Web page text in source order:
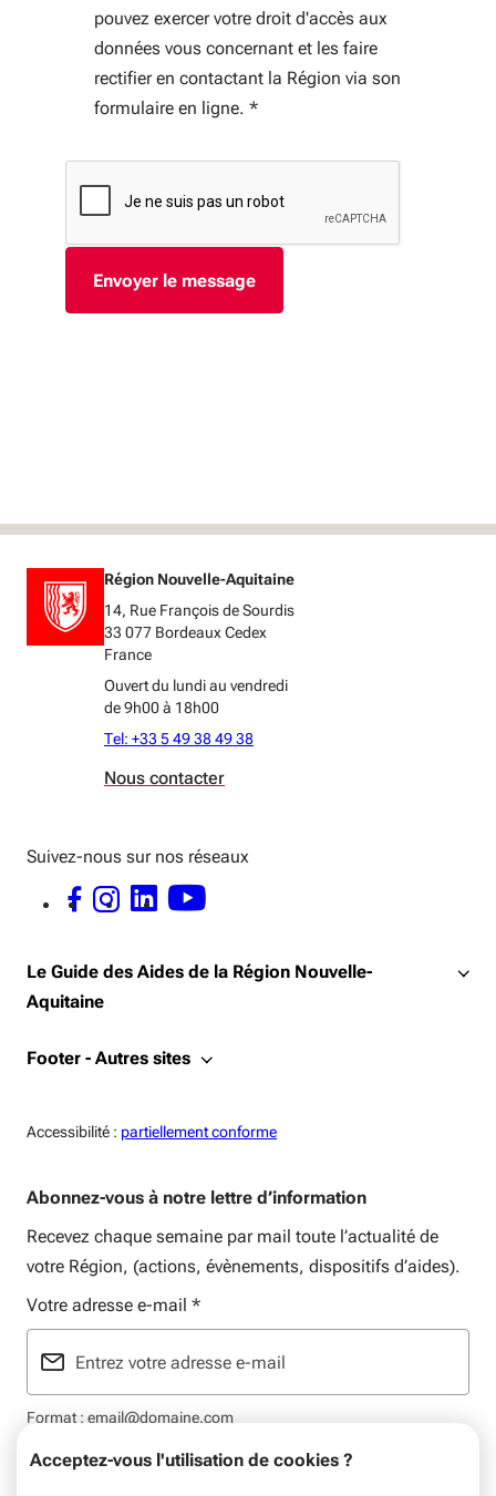
Acceptez-vous l'utilisation de cookies ?
pouvez exercer votre droit d'accès aux
données vous concernant et les faire
rectifier en contactant la Région via son
formulaire en ligne. *
Région Nouvelle-Aquitaine
14, Rue François de Sourdis
33 077 Bordeaux Cedex
France
Ouvert du lundi au vendredi
de 9h00 à 18h00
Tel: +33 5 49 38 49 38
Nous contacter
Suivez-nous sur nos réseaux
FACEBOOK - OUVERTURE DANS UNE NOUVELLE FENÊTRE
INSTAGRAM - OUVERTURE DANS UNE NOUVELLE FENÊTRE
LINKEDIN - OUVERTURE DANS UNE NOUVELLE FENÊTRE
YOUTUBE - OUVERTURE DANS UNE NOUVELLE FENÊTRE
Le Guide des Aides de la Région Nouvelle-
Aquitaine
Footer - Autres sites
Accessibilité : Accessiblité:
partiellement conforme
Abonnez-vous à notre lettre d’information
Recevez chaque semaine par mail toute l’actualité de
votre Région, (actions, évènements, dispositifs d’aides).
Votre adresse e-mail *
Format : email@domaine.com